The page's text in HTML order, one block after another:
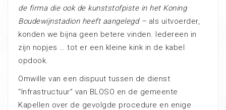
de firma die ook de kunststofpiste in het Koning
Boudewijnstadion heeft aangelegd – als uitvoerder,
konden we bijna geen betere vinden. Iedereen in
zijn nopjes … tot er een kleine kink in de kabel
opdook.
Omwille van een dispuut tussen de dienst
“Infrastructuur” van BLOSO en de gemeente
Kapellen over de gevolgde procedure en enige